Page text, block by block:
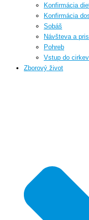
Konfirmácia
Konfirmácia
Sobáš
Návšteva a
Pohreb
Vstup do
Zborový život